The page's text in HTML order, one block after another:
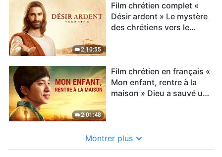
2:10:55
Film chrétien complet «
Désir ardent » Le mystère
des chrétiens vers le
2:01:48
Film chrétien en français «
Mon enfant, rentre à la
maison » Dieu a sauvé un
Montrer plus